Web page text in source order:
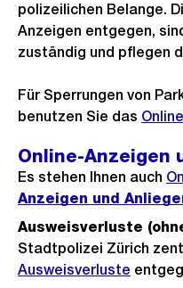
polizeilichen Belange.
Anzeigen entgegen,
zuständig und pflegen
Für Sperrungen von
benutzen Sie das
Online-Anzeigen
Es stehen Ihnen auch
Anzeigen und
Ausweisverluste
Stadtpolizei Zürich
Ausweisverluste